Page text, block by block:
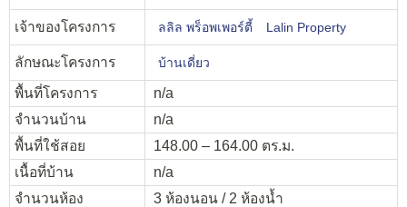
เจ้าของโครงการ ลลิล พร็อพเพอร์ตี้ Lalin Property
ลักษณะโครงการ บ้านเดี่ยว
พื้นที่โครงการ
n/a
จำนวนบ้าน
n/a
พื้นที่ใช้สอย
148.00 – 164.00 ตร.ม.
เนื้อที่บ้าน
n/a
จำนวนห้อง
3 ห้องนอน / 2 ห้องน้ำ